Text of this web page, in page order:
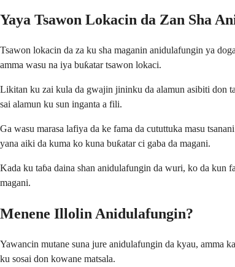
Yaya Tsawon Lokacin da Zan Sha
Tsawon lokacin da za ku sha maganin anidulafungin ya
amma wasu na iya buƙatar tsawon lokaci.
Likitan ku zai kula da gwajin jininku da alamun asibiti don
sai alamun ku sun inganta a fili.
Ga wasu marasa lafiya da ke fama da cututtuka masu
yana aiki da kuma ko kuna buƙatar ci gaba da magani.
Kada ku taɓa daina shan anidulafungin da wuri, ko da kun
magani.
Menene Illolin Anidulafungin?
Yawancin mutane suna jure anidulafungin da kyau, amma
ku sosai don kowane matsala.